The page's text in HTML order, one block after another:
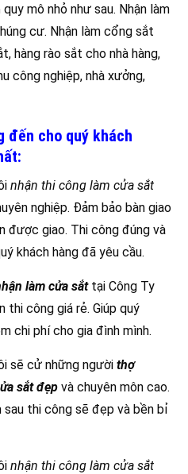
mô nhỏ như sau. Nhận làm
cư. Nhận làm cổng sắt
hàng rào sắt cho nhà hàng,
công nghiệp, nhà xưởng,
đến cho quý khách
nhận thi công làm cửa sắt
nghiệp. Đảm bảo bàn giao
được giao. Thi công đúng và
khách hàng đã yêu cầu.
làm cửa sắttại Công Ty
thi công giá rẻ. Giúp quý
chi phí cho gia đình mình.
sẽ cử những người thợ
sắt đẹp và chuyên môn cao.
sau thi công sẽ đẹp và bền bỉ
nhận thi công làm cửa sắt